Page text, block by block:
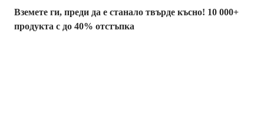
Вземете ги, преди да е станало твърде късно! 10 000+
продукта с до 40% отстъпка